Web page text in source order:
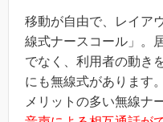
移動が自由で、レイア
線式ナースコール」。
でなく、利用者の動き
にも無線式があります。
メリットの多い無線ナ